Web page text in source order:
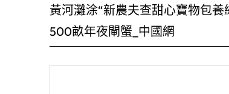
黃河灘涂“新農夫查甜心寶物包養
500畝年夜閘蟹_中國網